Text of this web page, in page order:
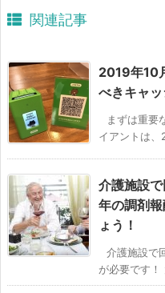
関連記事
2019年10
べきキャ
まずは重要
イアントは
介護施設
年の調剤
ょう！
介護施設で
が必要です